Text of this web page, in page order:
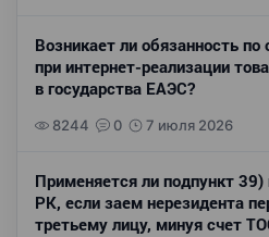
Возникает ли обязанность
при интернет-реализации
в государства ЕАЭС?
8244 0 7 июля 2026
Применяется ли подпункт
РК, если заем нерезидента
третьему лицу, минуя счет